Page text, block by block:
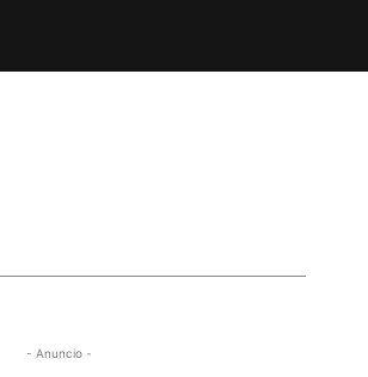
- Anuncio -